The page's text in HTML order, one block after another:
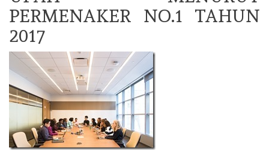
PERMENAKER NO.1 TAHUN
2017